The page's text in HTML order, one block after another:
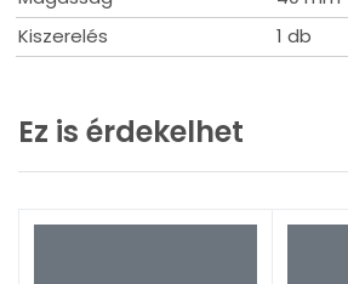
Kiszerelés
1 db
Ez is érdekelhet